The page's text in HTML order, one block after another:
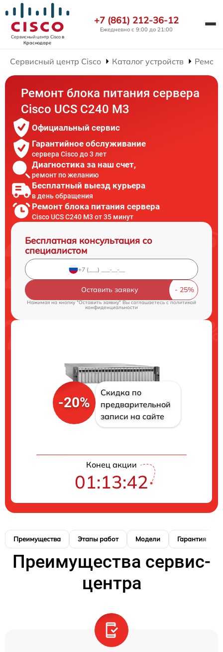
Сервисный центр Ciscoв
Краснодаре
+7 (861) 212-36-12
Ежедневно с 9:00 до 21:00
Сервисный центр Cisco Каталог устройств
Ремонт блока питания сервера
Cisco UCS C240 M3
Официальный сервис
Гарантийное обслуживание
сервера Cisco до 3 лет
Диагностика за наш счет,
ремонт по желанию
Бесплатный выезд курьера
в день обращения
Ремонт блока питания сервера
Cisco UCS C240 M3 от 35 минут
Бесплатная консультация со
специалистом
Оставить заявку
Нажимая на кнопку "Оставить заявку" Вы соглашаетесь cполитикой
конфиденциальности
-20%
Скидка по
предварительной
записи на сайте
Конец акции
01:13:41
Преимущества Этапы работ Модели Гарантия
Преимущества сервис-
центра